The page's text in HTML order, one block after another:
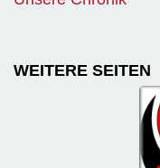
WEITERE SEITEN